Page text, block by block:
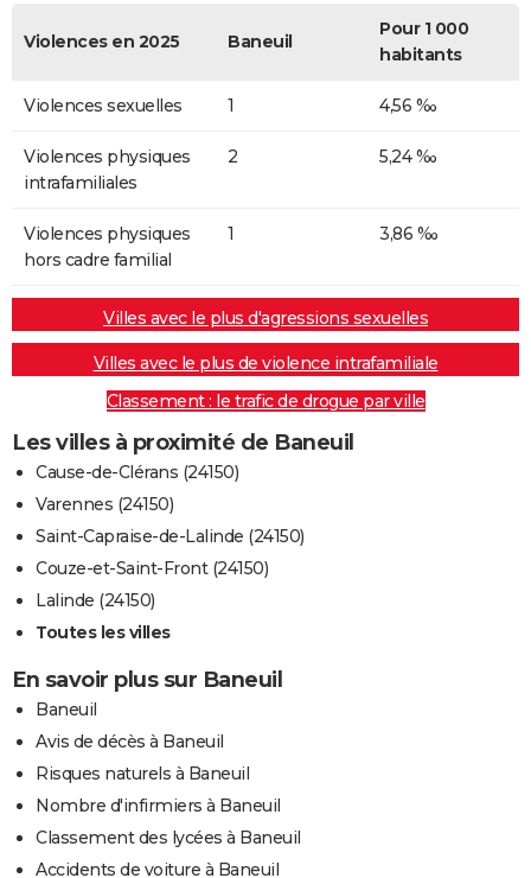
Violences en 2025 Baneuil
Pour 1 000
habitants
Violences sexuelles 1 4,56 ‰
Violences physiques
intrafamiliales
2 5,24 ‰
Violences physiques
hors cadre familial
1 3,86 ‰
Villes avec le plus d'agressions sexuelles
Villes avec le plus de violence intrafamiliale
Classement : le trafic de drogue par ville
Les villes à proximité de Baneuil
Cause-de-Clérans (24150)
Varennes (24150)
Saint-Capraise-de-Lalinde (24150)
Couze-et-Saint-Front (24150)
Lalinde (24150)
Toutes les villes
En savoir plus sur Baneuil
Baneuil
Avis de décès à Baneuil
Risques naturels à Baneuil
Nombre d'infirmiers à Baneuil
Classement des lycées à Baneuil
Accidents de voiture à Baneuil